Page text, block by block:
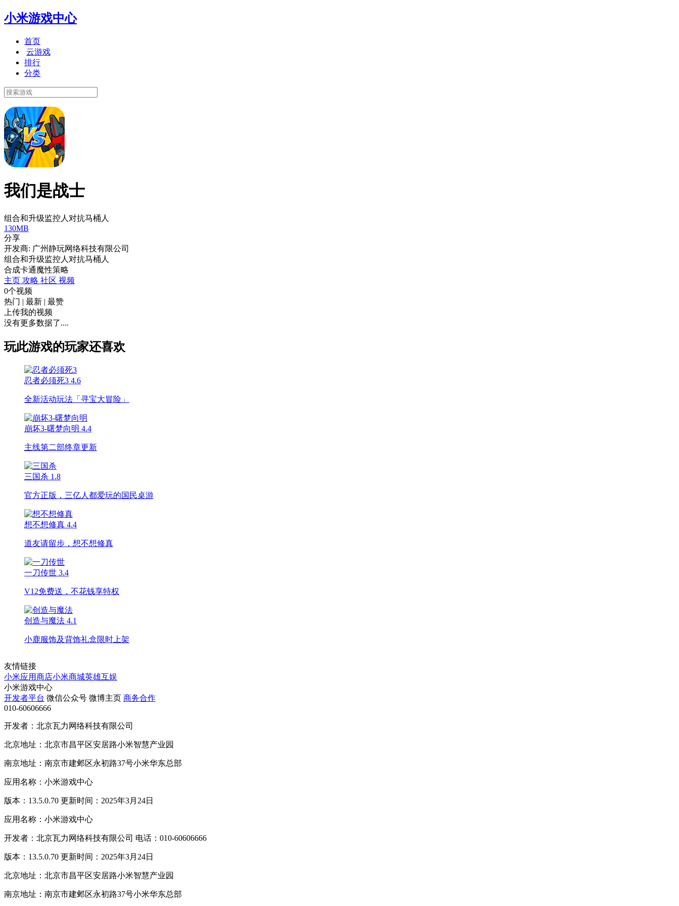
小米游戏中心
首页
云游戏
排行
分类
我们是战士
组合和升级监控人对抗马桶人
130MB
分享
开发商: 广州静玩网络科技有限公司
组合和升级监控人对抗马桶人
合成卡通魔性策略
主页 攻略 社区 视频
0个视频
热门 | 最新 | 最赞
上传我的视频
没有更多数据了....
玩此游戏的玩家还喜欢
忍者必须死3 4.6
全新活动玩法「寻宝大冒险」
崩坏3-曙梦向明 4.4
主线第二部终章更新
三国杀 1.8
官方正版，三亿人都爱玩的国民桌游
想不想修真 4.4
道友请留步，想不想修真
一刀传世 3.4
V12免费送，不花钱享特权
创造与魔法 4.1
小鹿服饰及背饰礼盒限时上架
友情链接
小米应用商店小米商城英雄互娱
小米游戏中心
开发者平台 微信公众号 微博主页 商务合作
010-60606666
开发者：北京瓦力网络科技有限公司
北京地址：北京市昌平区安居路小米智慧产业园
南京地址：南京市建邺区永初路37号小米华东总部
应用名称：小米游戏中心
版本：13.5.0.70 更新时间：2025年3月24日
应用名称：小米游戏中心
开发者：北京瓦力网络科技有限公司 电话：010-60606666
版本：13.5.0.70 更新时间：2025年3月24日
北京地址：北京市昌平区安居路小米智慧产业园
南京地址：南京市建邺区永初路37号小米华东总部